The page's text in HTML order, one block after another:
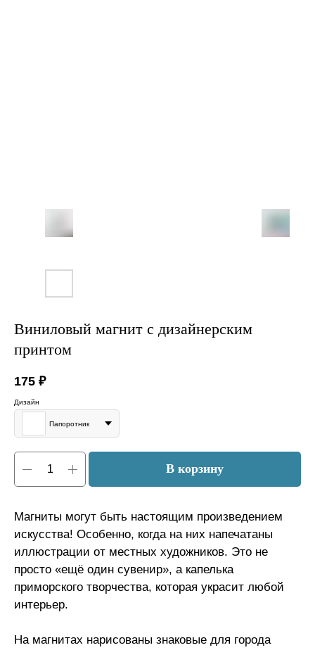
Виниловый магнит с дизайнерским
принтом
175 ₽
Дизайн
Папоротник
В корзину
Магниты могут быть настоящим произведением
искусства! Особенно, когда на них напечатаны
иллюстрации от местных художников. Это не
просто «ещё один сувенир», а капелька
приморского творчества, которая украсит любой
интерьер.
На магнитах нарисованы знаковые для города